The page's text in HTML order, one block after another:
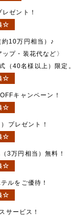
ゼント！
☆
10万円相当）♪
プ・装花代など〉
（40名様以上）限定。
☆
キャンペーン！
☆
プレゼント！
☆
3万円相当）無料！
☆
ルをご優待！
☆
サービス！